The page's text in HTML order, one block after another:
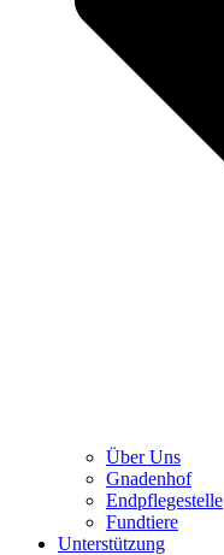
Über Uns
Gnadenhof
Endpflegestelle
Fundtiere
Unterstützung